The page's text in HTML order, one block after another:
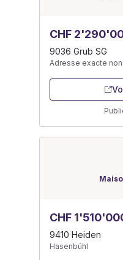
CHF
9036 Grub SG
Adresse exacte
CHF
9410 Heiden
Hasenbühl